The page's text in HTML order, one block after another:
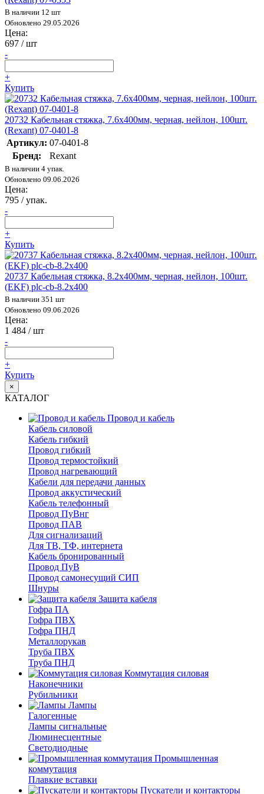
В наличии 12 шт
Обновлено 29.05.2026
Цена:
697 / шт
-
+
Купить
20732 Кабельная стяжка, 7.6х400мм, черная, нейлон, 100шт.
(Rexant) 07-0401-8
Артикул: 07-0401-8
Бренд:
Rexant
В наличии 4 упак.
Обновлено 09.06.2026
Цена:
795 / упак.
-
+
Купить
20737 Кабельная стяжка, 8.2х400мм, черная, нейлон, 100шт.
(EKF) plc-cb-8.2x400
В наличии 351 шт
Обновлено 09.06.2026
Цена:
1 484 / шт
-
+
Купить
×
КАТАЛОГ
Провод и кабель
Кабель силовой
Кабель гибкий
Провод гибкий
Провод термостойкий
Провод нагревающий
Кабели для передачи данных
Провод аккустический
Кабель телефонный
Провод ПуВнг
Провод ПАВ
Для сигнализаций
Для ТВ, ТФ, интернета
Кабель бронированный
Провод ПуВ
Провод самонесущий СИП
Шнуры
Защита кабеля
Гофра ПА
Гофра ПВХ
Гофра ПНД
Металлорукав
Труба ПВХ
Труба ПНД
Коммутация силовая
Наконечники
Рубильники
Лампы
Галогенные
Лампы сигнальные
Люминесцентные
Светодиодные
Промышленная
коммутация
Плавкие вставки
Пускатели и контакторы